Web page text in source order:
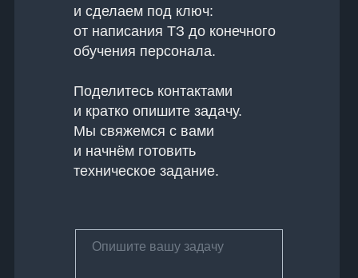
и сделаем под ключ:
от написания ТЗ до конечного
обучения персонала.
Поделитесь контактами
и кратко опишите задачу.
Мы свяжемся с вами
и начнём готовить
техническое задание.